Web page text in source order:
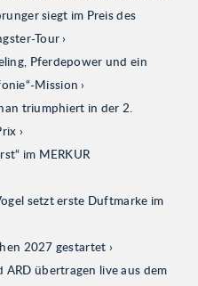
siegt im Preis des
Tour
Pferdepower und ein
Mission
triumphiert in der 2.
im MERKUR
setzt erste Duftmarke im
2027 gestartet
ARD übertragen live aus dem